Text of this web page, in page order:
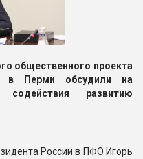
общественного проекта
в Перми обсудили на
развитию
России в ПФО Игорь